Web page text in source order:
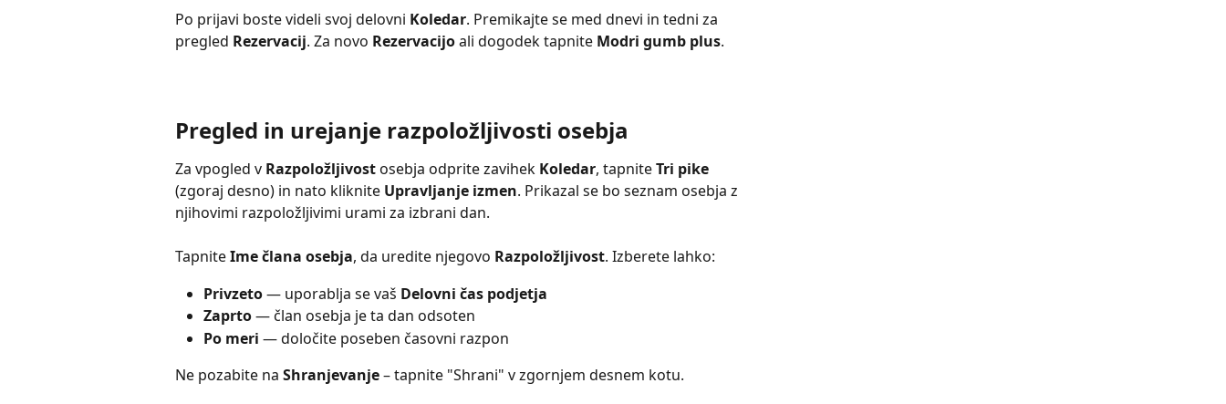
Po prijavi boste videli svoj delovni Koledar. Premikajte se med dnevi in tedni za
pregled Rezervacij. Za novo Rezervacijo ali dogodek tapnite Modri gumb plus.
Pregled in urejanje razpoložljivosti osebja
Za vpogled v Razpoložljivost osebja odprite zavihek Koledar, tapnite Tri pike
(zgoraj desno) in nato kliknite Upravljanje izmen. Prikazal se bo seznam osebja z
njihovimi razpoložljivimi urami za izbrani dan.
Tapnite Ime člana osebja, da uredite njegovo Razpoložljivost. Izberete lahko:
Privzeto — uporablja se vaš Delovni čas podjetja
Zaprto — član osebja je ta dan odsoten
Po meri — določite poseben časovni razpon
Ne pozabite na Shranjevanje – tapnite "Shrani" v zgornjem desnem kotu.